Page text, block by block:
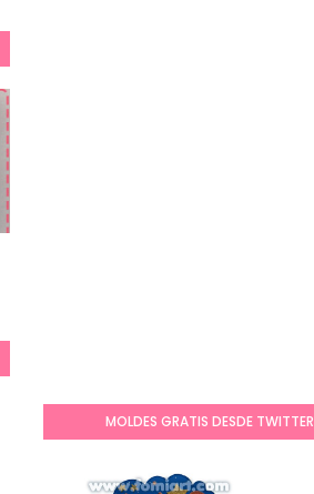
MOLDES GRATIS DESDE TWITTER